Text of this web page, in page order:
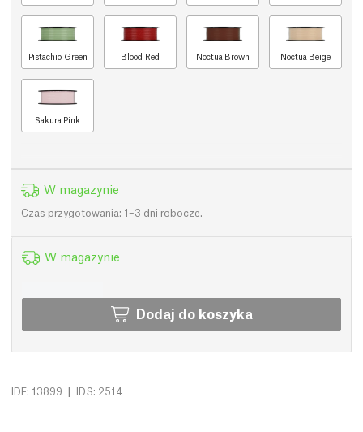
Pistachio Green Blood Red Noctua Brown Noctua Beige
Sakura Pink
W magazynie
Czas przygotowania: 1–3 dni robocze.
W magazynie
Dodaj do koszyka
IDF: 13899 | IDS: 2514